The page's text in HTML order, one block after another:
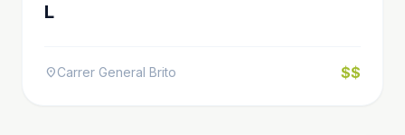
L
location_onCarrer General Brito $$